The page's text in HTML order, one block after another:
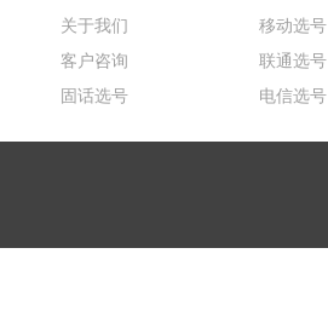
关于我们
客户咨询
固话选号
移动选号
联通选号
电信选号